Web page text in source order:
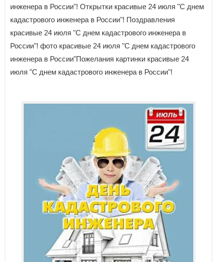
инженера в России"! Открытки красивые 24 июля "С днем
кадастрового инженера в России"! Поздравления
красивые 24 июля "С днем кадастрового инженера в
России"! фото красивые 24 июля "С днем кадастрового
инженера в России"Пожелания картинки красивые 24
июля "С днем кадастрового инженера в России"!